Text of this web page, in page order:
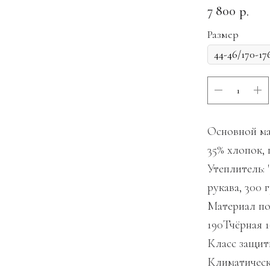
7 800 р.
Размер
Основной
35%
рукава, 300
Материал
190Тчёрная
Класс